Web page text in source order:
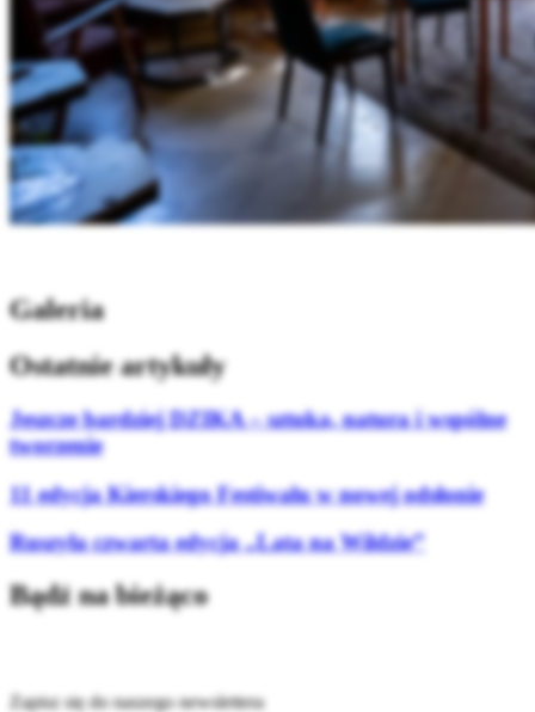
Galeria
Ostatnie artykuły
Jeszcze bardziej DZIKA – sztuka, natura i wspólne
tworzenie
11 edycja Kierskiego Festiwalu w nowej odsłonie
Ruszyła czwarta edycja „Lata na Wildzie”
Bądź na bieżąco
Zapisz się do naszego newslettera